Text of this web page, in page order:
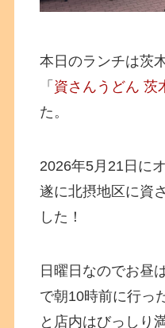
本日のランチは茨
「 資さんうどん 茨
た。
2026年5月21日に
遂に北摂地区に資
した！
日曜日なのでお昼
で朝10時前に行っ
と店内はびっしり